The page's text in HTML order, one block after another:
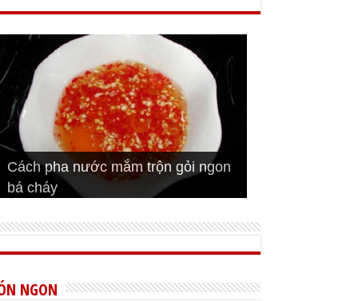
Cách pha nước mắm trộn gỏi ngon
bá cháy
Bí quyết để chiên đậu hũ giòn ngon
Cách ướp sườn non nướng ngon
đúng vị
Cách ướp thịt heo chiên ngon mềm
Bật mí cách ướp sườn cơm tấm
ngon
NGON